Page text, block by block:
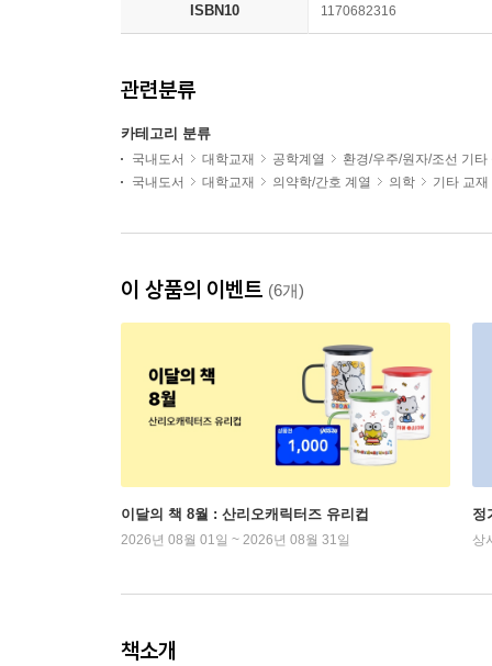
ISBN10 1170682316
관련분류
카테고리 분류
국내도서 대학교재 공학계열
환경/우주/원자/조선 기타
국내도서
대학교재 의약학/간호 계열 의학 기타 교재
이 상품의 이벤트 (6개)
이달의 책 8월 : 산리오캐릭터즈 유리컵
2026년 08월 01일 ~ 2026년 08월 31일
정
상
책소개